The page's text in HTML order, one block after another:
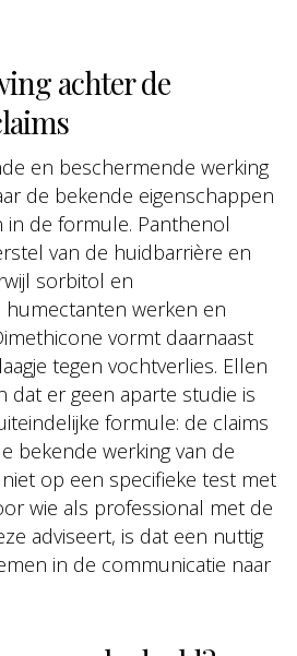
achter de
en beschermende werking
de bekende eigenschappen
in de formule. Panthenol
van de huidbarrière en
sorbitol en
werken en
vormt daarnaast
tegen vochtverlies. Ellen
dat er geen aparte studie is
formule: de claims
bekende werking van de
op een specifieke test met
wie als professional met de
adviseert, is dat een nuttig
in de communicatie naar